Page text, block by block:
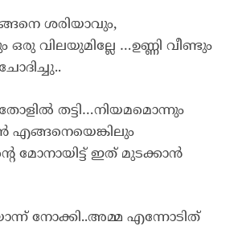
ശരിയാവും,
വിലയുമില്ലേ …ഉണ്ണി വീണ്ടും
തട്ടി…നിയമമൊന്നും
മോനായിട്ട് ഇത് മുടക്കാൻ
നോക്കി..അമ്മ എന്നോടിത്